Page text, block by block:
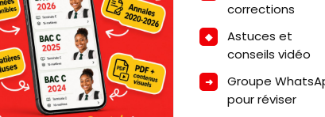
corrections
Astuces et
conseils vidéo
Groupe
pour réviser